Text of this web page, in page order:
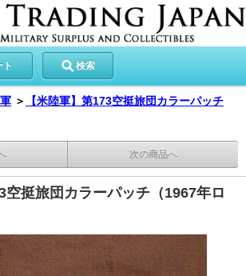
ト 検索
＞
【米陸軍】第173空挺旅団カラーパッチ
次の商品へ
空挺旅団カラーパッチ（1967年ロ